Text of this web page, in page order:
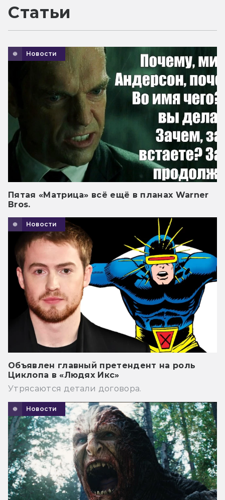
Статьи
Новости
Пятая «Матрица» всё ещё в планах Warner
Bros.
Новости
Объявлен главный претендент на роль
Циклопа в «Людях Икс»
Утрясаются детали договора.
Новости